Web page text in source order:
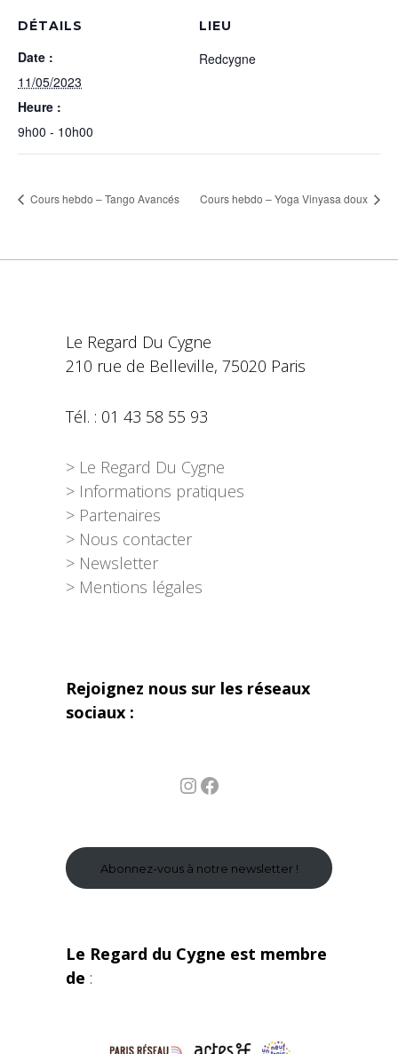
DÉTAILS
Date :
11/05/2023
Heure :
9h00 - 10h00
LIEU
Redcygne
Cours hebdo – Tango Avancés Cours hebdo – Yoga Vinyasa doux
Le Regard Du Cygne
210 rue de Belleville, 75020 Paris
Tél. : 01 43 58 55 93
> Le Regard Du Cygne
> Informations pratiques
> Partenaires
> Nous contacter
> Newsletter
> Mentions légales
Rejoignez nous sur les réseaux
sociaux :
InstagramFacebook
Abonnez-vous à notre newsletter !
Le Regard du Cygne est membre
de :